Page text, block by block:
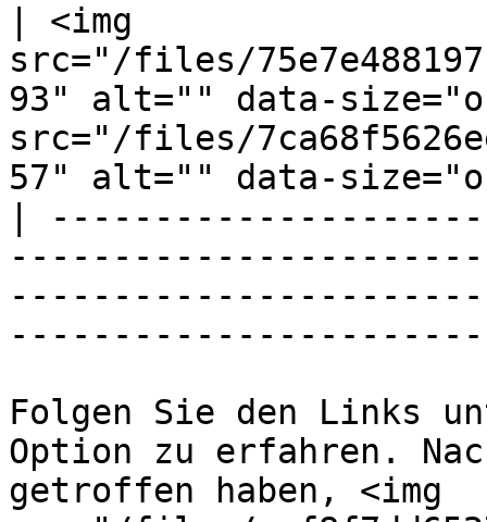
| <img
src="/files/
93" alt="" data-
src="/files/
57" alt="" data-
|
Folgen Sie den Links
Option zu erfahren.
getroffen haben, <img